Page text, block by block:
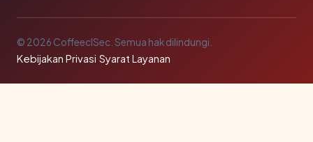
© 2026 CoffeeclSec. Semua hak dilindungi.
Kebijakan Privasi·Syarat Layanan